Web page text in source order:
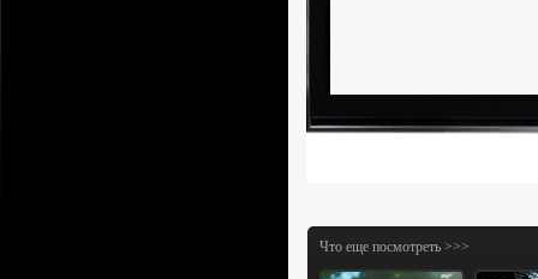
Что еще посмотреть >>>